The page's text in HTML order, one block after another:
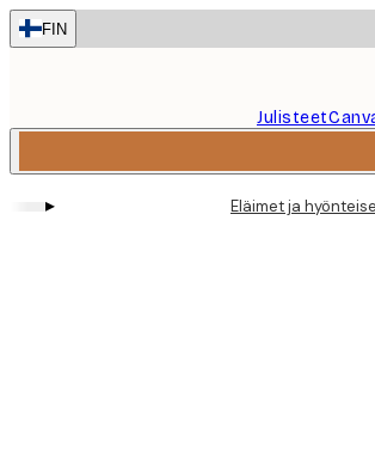
Skip
to
FIN
Julisteet
▸ Eläimet ja